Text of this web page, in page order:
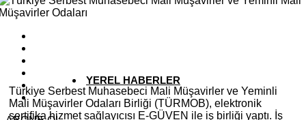
YEREL HABERLER
Türkiye Serbest Muhasebeci Mali Müşavirler ve Yeminli
Mali Müşavirler Odaları Birliği (TÜRMOB), elektronik
sertifika hizmet sağlayıcısı E-GÜVEN ile iş birliği yaptı. İş